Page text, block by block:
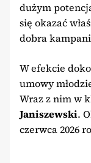
dużym
się okazać
dobra
W efekcie
umowy
Wraz z nim w
Janiszewski.
czerwca 2026